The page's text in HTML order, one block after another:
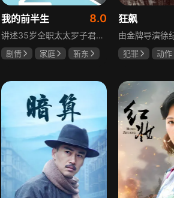
我的前半生 8.0
讲述35岁全职太太罗子君因丈夫突然离婚陷入人生谷底，带孩子闯入社会，从安逸走向落魄。贺涵作为事业有成的精英，平静生活被罗子君打破，需应对各类突发状况。生活逼迫罗子君重拾骨气，贺涵也收获温暖，二人历经波折，罗子君实现自我成长，贺涵也找到人生新方向，展现都市女性蜕变与情感纠葛。
剧情 家庭
靳东
狂飙
犯罪
动作